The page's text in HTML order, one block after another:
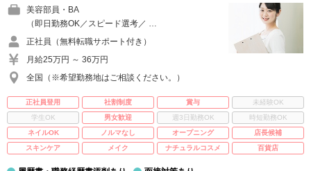
美容部員・BA
（即日勤務OK／スピード選考／ …
正社員（無料転職サポート付き）
月給25万円 ～ 36万円
全国（※希望勤務地はご相談ください。）
正社員登用 社割制度 賞与
未経験OK
学生OK
男女歓迎 週3日勤務OK
時短勤務OK
ネイルOK
ノルマなし オープニング
店長候補
スキンケア
メイク ナチュラルコスメ 百貨店